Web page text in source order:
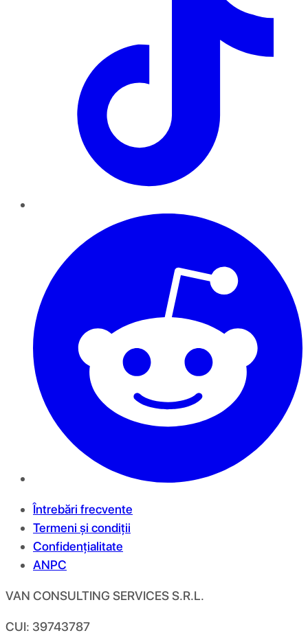
Întrebări frecvente
Termeni și condiții
Confidențialitate
ANPC
VAN CONSULTING SERVICES S.R.L.
CUI: 39743787